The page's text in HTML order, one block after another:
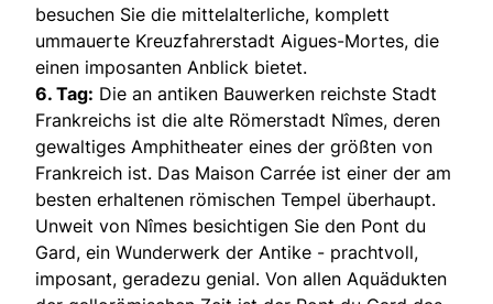
besuchen Sie die mittelalterliche, komplett
ummauerte Kreuzfahrerstadt Aigues-Mortes, die
einen imposanten Anblick bietet.
6. Tag: Die an antiken Bauwerken reichste Stadt
Frankreichs ist die alte Römerstadt Nîmes, deren
gewaltiges Amphitheater eines der größten von
Frankreich ist. Das Maison Carrée ist einer der am
besten erhaltenen römischen Tempel überhaupt.
Unweit von Nîmes besichtigen Sie den Pont du
Gard, ein Wunderwerk der Antike - prachtvoll,
imposant, geradezu genial. Von allen Aquädukten